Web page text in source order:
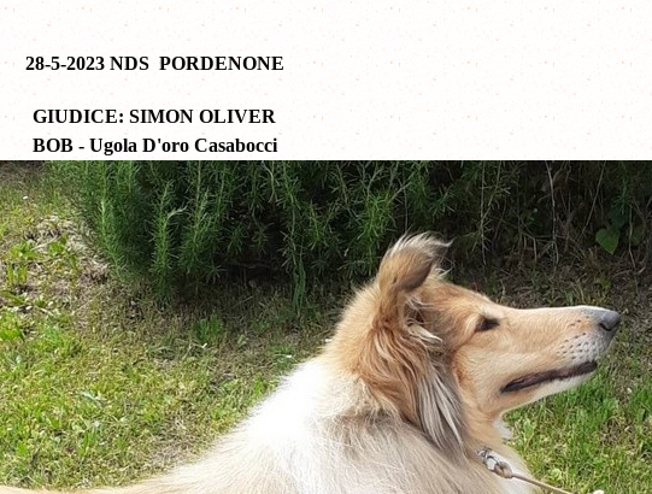
28-5-2023 NDS PORDENONE
GIUDICE: SIMON OLIVER
BOB - Ugola D'oro Casabocci